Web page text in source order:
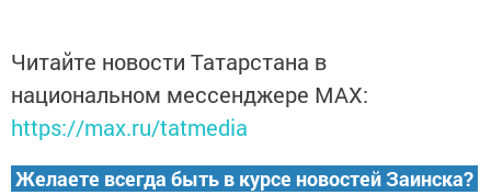
Читайте новости Татарстана в
национальном мессенджере MАХ:
https://max.ru/tatmedia
Желаете всегда быть в курсе новостей Заинска?